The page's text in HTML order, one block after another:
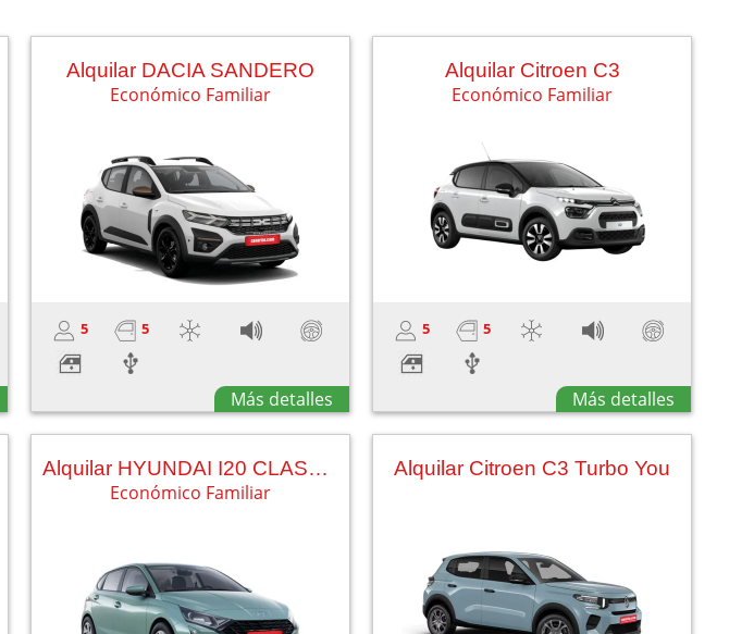
Alquilar DACIA SANDERO
Económico Familiar
5 5
Más detalles
Alquilar Citroen C3
Económico Familiar
5 5
Más detalles
Alquilar HYUNDAI I20 CLASSIC
Económico Familiar
Alquilar Citroen C3 Turbo You